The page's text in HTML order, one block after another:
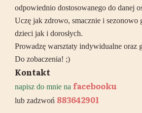
odpowiednio dostosowanego do danej
Uczę jak zdrowo, smacznie i sezonowo
dzieci jak i dorosłych.
Prowadzę warsztaty indywidualne oraz
Do zobaczenia! ;)
Kontakt
napisz do mnie na facebooku
lub zadzwoń 883642901